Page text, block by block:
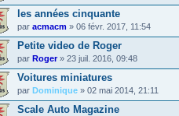
les années cinquante
par acmacm » 06 févr. 2017, 11:54
Petite video de Roger
par Roger» 23 juil. 2016, 09:48
Voitures miniatures
par Dominique » 02 mai 2014, 21:11
Scale Auto Magazine